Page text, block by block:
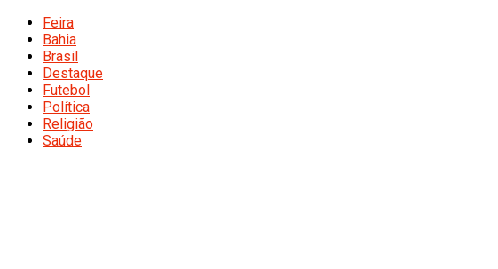
Feira
Bahia
Brasil
Destaque
Futebol
Política
Religião
Saúde